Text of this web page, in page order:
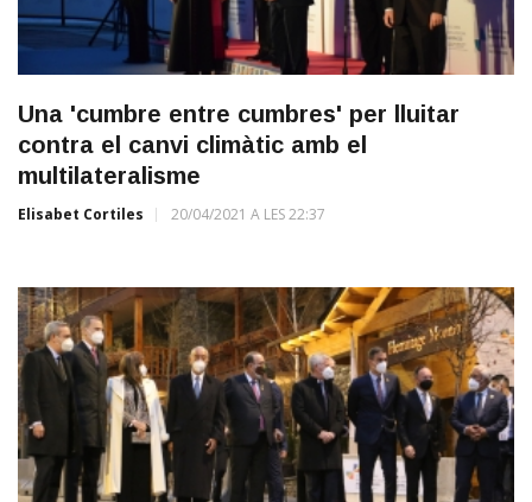
Una 'cumbre entre cumbres' per lluitar
contra el canvi climàtic amb el
multilateralisme
Elisabet Cortiles 20/04/2021 A LES 22:37